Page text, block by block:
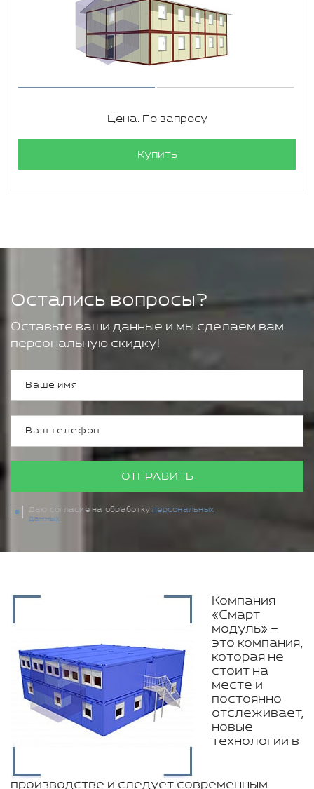
Цена: По запросу
Купить
Остались вопросы?
Оставьте ваши данные и мы сделаем вам
персональную скидку!
ОТПРАВИТЬ
Даю согласие на обработку персональных
данных
Компания
«Смарт
модуль» –
это компания,
которая не
стоит на
месте и
постоянно
отслеживает,
новые
технологии в
производстве и следует современным